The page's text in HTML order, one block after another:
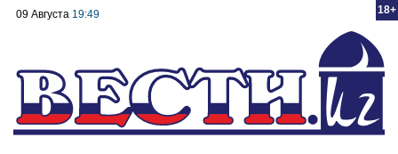
18+
09 Августа 19:49